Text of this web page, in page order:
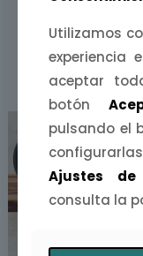
Utilizamos
experiencia
aceptar
botón
pulsando el
Ajustes de
consulta la